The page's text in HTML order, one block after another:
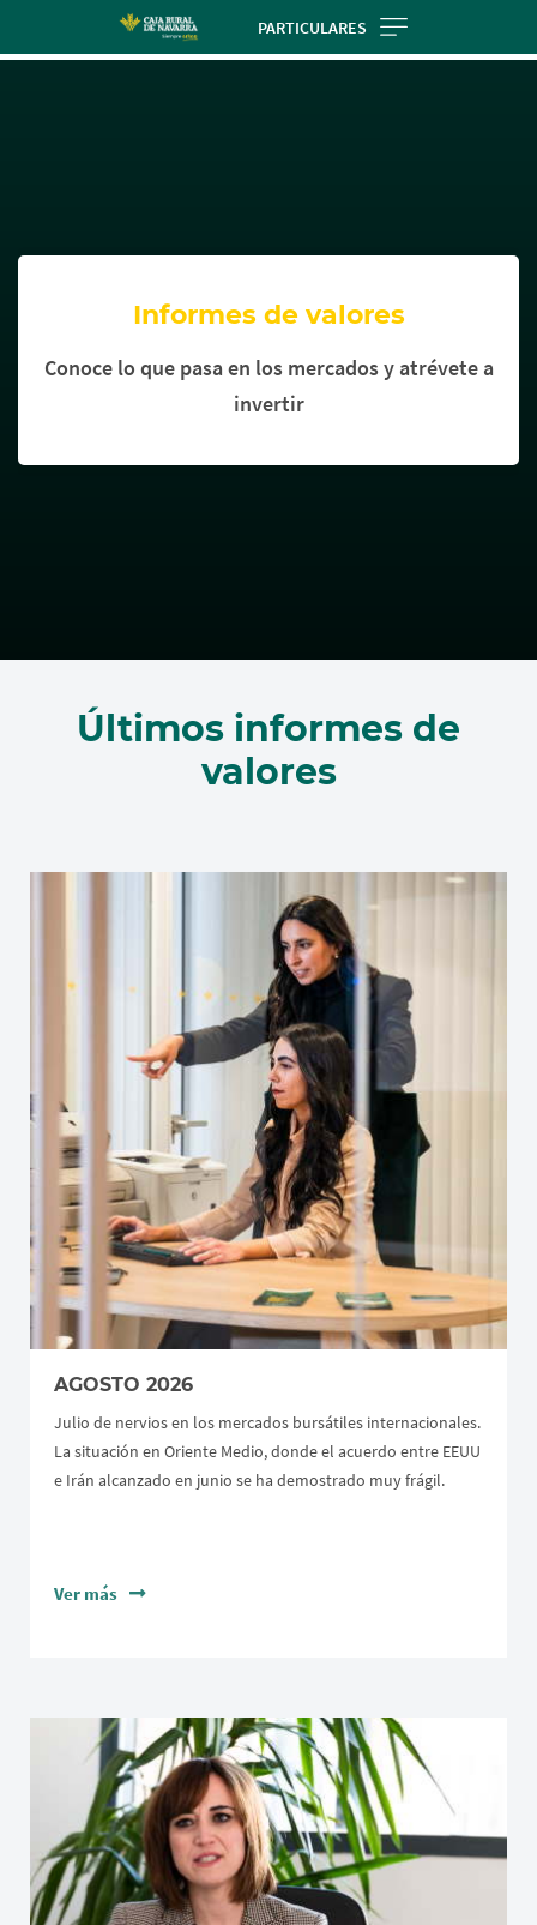
PARTICULARES
Informes de valores
Conoce lo que pasa en los mercados y atrévete a
invertir
Últimos informes de
valores
AGOSTO 2026
Julio de nervios en los mercados bursátiles internacionales.
La situación en Oriente Medio, donde el acuerdo entre EEUU
e Irán alcanzado en junio se ha demostrado muy frágil.
Ver más